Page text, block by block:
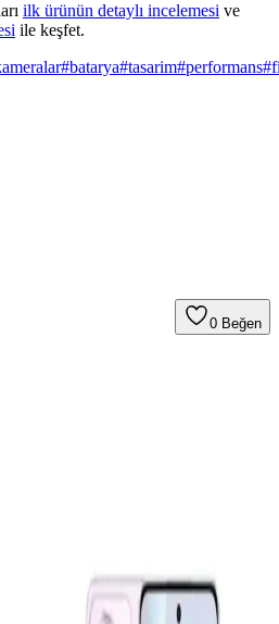
ilk ürünün detaylı incelemesi ve
ile keşfet.
#batarya#tasarim#performans#
0 Beğen
Xiaomi 13 Karşılaştırması:
Özellikler